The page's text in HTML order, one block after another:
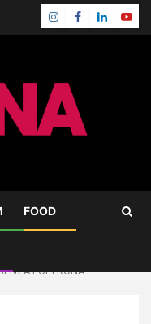
Instagram
Facebook
Linkedin
FOOD
POLTRONA